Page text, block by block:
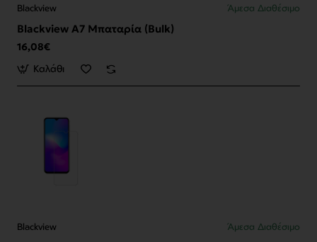
Blackview Άμεσα Διαθέσιμο
Blackview A7 Μπαταρία (Bulk)
16,08€
Καλάθι
Blackview Άμεσα Διαθέσιμο